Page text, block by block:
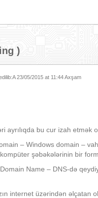
)
23/05/2015 at 11:44 Axşam
ayrılıqda bu cur izah etmək
– Windows domain –
şəbəkələrinin bir
Name – DNS-də
internet üzərindən əlçatan